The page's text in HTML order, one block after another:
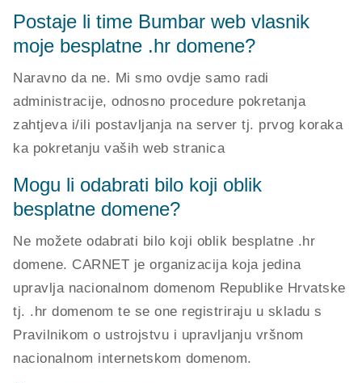
Postaje li time Bumbar web vlasnik
moje besplatne .hr domene?
Naravno da ne. Mi smo ovdje samo radi
administracije, odnosno procedure pokretanja
zahtjeva i/ili postavljanja na server tj. prvog koraka
ka pokretanju vaših web stranica
Mogu li odabrati bilo koji oblik
besplatne domene?
Ne možete odabrati bilo koji oblik besplatne .hr
domene. CARNET je organizacija koja jedina
upravlja nacionalnom domenom Republike Hrvatske
tj. .hr domenom te se one registriraju u skladu s
Pravilnikom o ustrojstvu i upravljanju vršnom
nacionalnom internetskom domenom.